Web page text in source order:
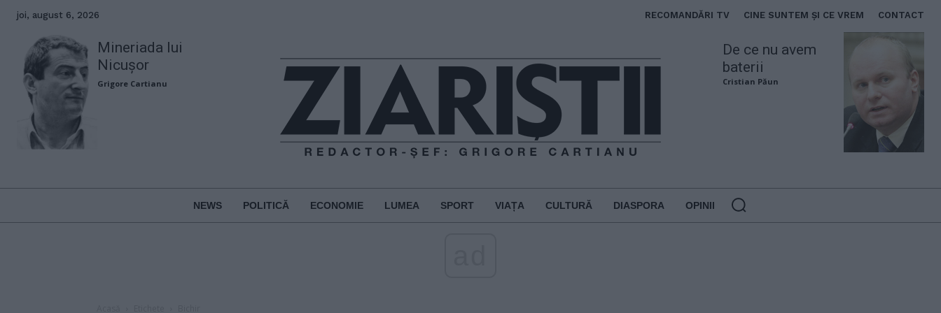
joi, august 6, 2026 RECOMANDĂRI TV CINE SUNTEM ȘI CE VREM CONTACT
Mineriada lui
Nicușor
Grigore Cartianu
De ce nu avem
baterii
Cristian Păun
NEWS POLITICĂ ECONOMIE LUMEA SPORT VIAȚA CULTURĂ DIASPORA OPINII